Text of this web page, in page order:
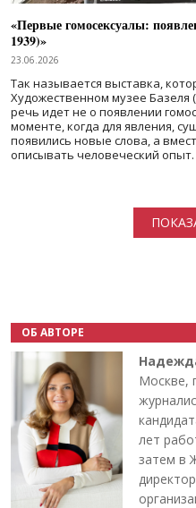
«Первые гомосексуалы:
1939)»
23.06.2026
Так называется выставка,
Художественном музее Базеля
речь идет не о появлении
моменте, когда для явления,
появились новые слова, а
описывать человеческий опыт.
ОБ АВТОРЕ
Москве,
лет
затем в